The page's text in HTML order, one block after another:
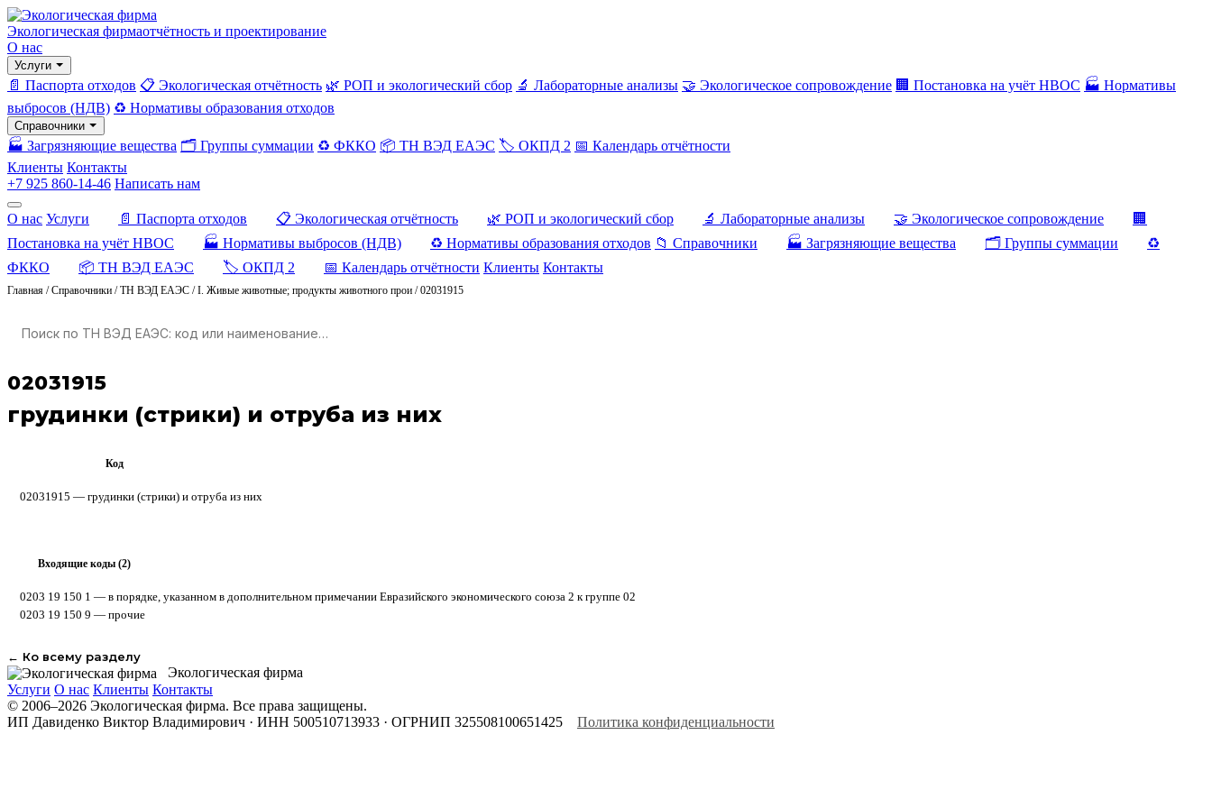
Экологическая фирмаотчётность и проектирование
О нас
Услуги
📄 Паспорта отходов 📋 Экологическая отчётность 🌿 РОП и экологический сбор 🔬 Лабораторные анализы 🤝 Экологическое сопровождение 🏢 Постановка на учёт НВОС 🏭 Нормативы
выбросов (НДВ) ♻️ Нормативы образования отходов
Справочники
🏭 Загрязняющие вещества 🗂️ Группы суммации ♻️ ФККО 📦 ТН ВЭД ЕАЭС 🏷️ ОКПД 2 📅 Календарь отчётности
Клиенты Контакты
+7 925 860-14-46 Написать нам
О нас Услуги 📄 Паспорта отходов 📋 Экологическая отчётность 🌿 РОП и экологический сбор 🔬 Лабораторные анализы 🤝 Экологическое сопровождение
🏢
Постановка на учёт НВОС
🏭 Нормативы выбросов (НДВ) ♻️ Нормативы образования отходов 📁 Справочники 🏭 Загрязняющие вещества 🗂️ Группы суммации
♻️
ФККО
📦 ТН ВЭД ЕАЭС 🏷️ ОКПД 2 📅 Календарь отчётности Клиенты Контакты
Главная /Справочники /ТН ВЭД ЕАЭС /I. Живые животные; продукты животного прои /02031915
02031915
грудинки (стрики) и отруба из них
Код
02031915 — грудинки (стрики) и отруба из них
Входящие коды (2)
0203 19 150 1 — в порядке, указанном в дополнительном примечании Евразийского экономического союза 2 к группе 02
0203 19 150 9 — прочие
← Ко всему разделу
Экологическая фирма
Услуги О нас Клиенты Контакты
© 2006–2026 Экологическая фирма. Все права защищены.
ИП Давиденко Виктор Владимирович · ИНН 500510713933 · ОГРНИП 325508100651425
Политика конфиденциальности